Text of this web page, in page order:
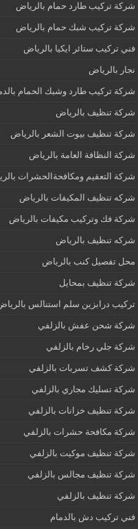
شركة تركيب طارد حمام بالرياض
شركة تركيب شبك حمام بالرياض
فني تركيب ستائر ايكيا بالرياض
نجار بالرياض
شركة تركيب طارد وشبك الحمام
شركة تنظيف بالرياض
شركة تنظيف بيوت الشعر بالرياض
شركة النظافة العامة بالرياض
شركة التعقيم ومكافحةالحشرات
شركه تنظيف المكيفات بالرياض
شركة فك وتركيب مكيفات بالرياض
شركه تنظيف بالرياض
محل تفصيل كنب بالرياض
شركة تنظيف بمحايل
تركيب درابزين سلم استنالس
شركة شحن عفش بالزلفي
شركة جلي رخام بالزلفي
شركة كشف تسربات بالزلفي
شركة تسليك مجاري بالزلفي
شركة تنظيف خزانات بالزلفي
شركة مكافحة حشرات بالزلفي
شركة تنظيف موكيت بالزلفي
شركة تنظيف مجالس بالزلفي
شركة تنظيف بالزلفي
فني تركيب دش بالدمام